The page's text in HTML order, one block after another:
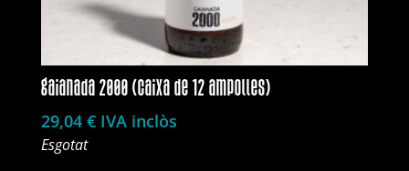
gaianada 2000 (caixa de 12 ampolles)
29,04 € IVA inclòs
Esgotat